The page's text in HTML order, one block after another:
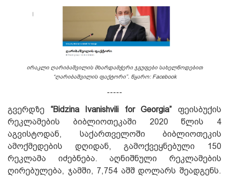
ირაკლი ღარიბაშვილის მხარდამჭერი ჯგუფები სახელწოდებით
“ღარიბაშვილის ფაქტორი”. წყარო: Facebook
-----
გვერდზე “Bidzina Ivanishvili for Georgia”ფეისბუქის
რეკლამების ბიბლიოთეკაში 2020 წლის
4
აგვისტოდან, საქართველოში ბიბლიოთეკის
ამოქმედების დღიდან, გამოქვეყნებული 150
რეკლამა იძებნება. აღნიშნული რეკლამების
ღირებულება, ჯამში, 7,754 აშშ დოლარს შეადგენს.